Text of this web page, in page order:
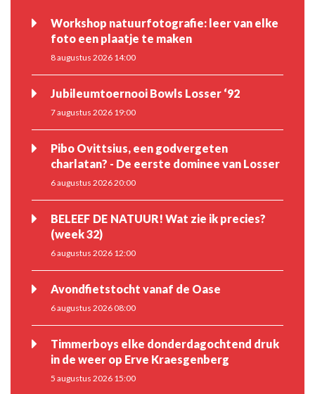
Workshop natuurfotografie: leer van elke
foto een plaatje te maken
8 augustus 2026 14:00
Jubileumtoernooi Bowls Losser ‘92
7 augustus 2026 19:00
Pibo Ovittsius, een godvergeten
charlatan? - De eerste dominee van Losser
6 augustus 2026 20:00
BELEEF DE NATUUR! Wat zie ik precies?
(week 32)
6 augustus 2026 12:00
Avondfietstocht vanaf de Oase
6 augustus 2026 08:00
Timmerboys elke donderdagochtend druk
in de weer op Erve Kraesgenberg
5 augustus 2026 15:00